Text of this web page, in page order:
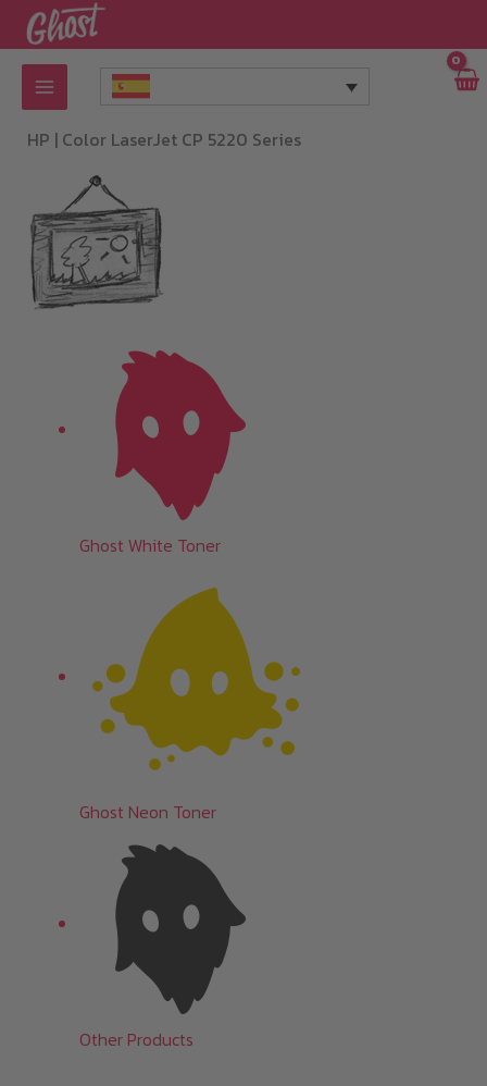
al
contenido
HP | Color LaserJet CP 5220 Series
Ghost White Toner
Ghost Neon Toner
Other Products